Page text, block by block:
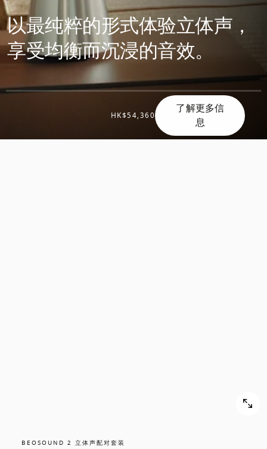
以最纯粹的形式体验立体声，
享受均衡而沉浸的音效。
HK$54,360
了解更多信
息
BEOSOUND 2 立体声配对套装